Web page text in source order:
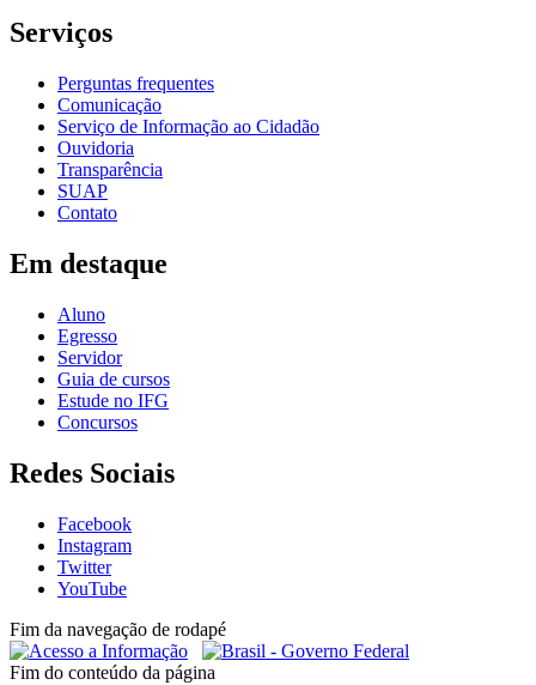
Serviços
Perguntas frequentes
Comunicação
Serviço de Informação ao Cidadão
Ouvidoria
Transparência
SUAP
Contato
Em destaque
Aluno
Egresso
Servidor
Guia de cursos
Estude no IFG
Concursos
Redes Sociais
Facebook
Instagram
Twitter
YouTube
Fim da navegação de rodapé
Fim do conteúdo da página